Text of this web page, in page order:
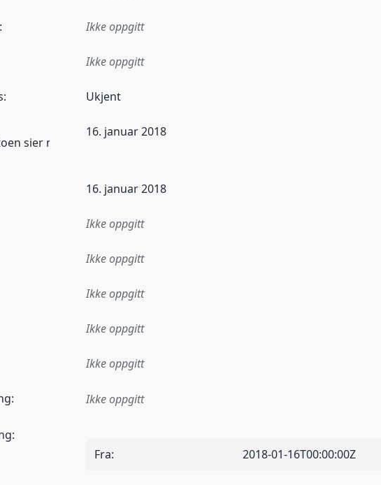
: Ikke oppgitt
Ikke oppgitt
: Ukjent
sier når dataene i dette datasettet første gang ble utgitt. Det kan
16. januar 2018
16. januar 2018
Ikke oppgitt
Ikke oppgitt
Ikke oppgitt
Ikke oppgitt
Ikke oppgitt
: Ikke oppgitt
:
Fra: 2018-01-16T00:00:00Z